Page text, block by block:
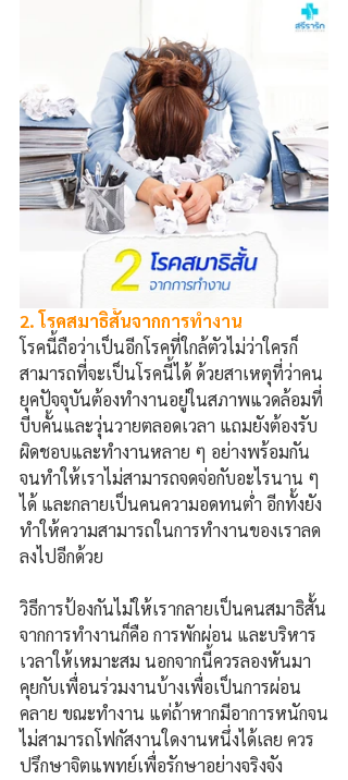
2. โรคสมาธิสั้นจากการทำงาน
โรคนี้ถือว่าเป็นอีกโรคที่ใกล้ตัวไม่ว่าใครก็
สามารถที่จะเป็นโรคนี้ได้ ด้วยสาเหตุที่ว่าคน
ยุคปัจจุบันต้องทำงานอยู่ในสภาพแวดล้อมที่
บีบคั้นและวุ่นวายตลอดเวลา แถมยังต้องรับ
ผิดชอบและทำงานหลาย ๆ อย่างพร้อมกัน
จนทำให้เราไม่สามารถจดจ่อกับอะไรนาน ๆ
ได้ และกลายเป็นคนความอดทนต่ำ อีกทั้งยัง
ทำให้ความสามารถในการทำงานของเราลด
ลงไปอีกด้วย
วิธีการป้องกันไม่ให้เรากลายเป็นคนสมาธิสั้น
จากการทำงานก็คือ การพักผ่อน และบริหาร
เวลาให้เหมาะสม นอกจากนี้ควรลองหันมา
คุยกับเพื่อนร่วมงานบ้างเพื่อเป็นการผ่อน
คลาย ขณะทำงาน แต่ถ้าหากมีอาการหนักจน
ไม่สามารถโฟกัสงานใดงานหนึ่งได้เลย ควร
ปรึกษาจิตแพทย์เพื่อรักษาอย่างจริงจัง